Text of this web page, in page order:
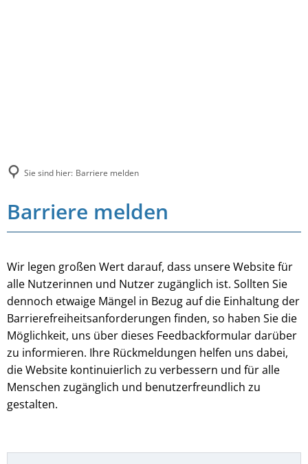
Sie sind hier: Barriere melden
Barriere melden
Wir legen großen Wert darauf, dass unsere Website für
alle Nutzerinnen und Nutzer zugänglich ist. Sollten Sie
dennoch etwaige Mängel in Bezug auf die Einhaltung der
Barrierefreiheitsanforderungen finden, so haben Sie die
Möglichkeit, uns über dieses Feedbackformular darüber
zu informieren. Ihre Rückmeldungen helfen uns dabei,
die Website kontinuierlich zu verbessern und für alle
Menschen zugänglich und benutzerfreundlich zu
gestalten.